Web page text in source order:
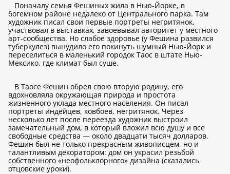
Поначалу семья Фешиных жила в Нью-Йорке, в
богемном районе недалеко от Центрального парка. Там
художник писал свои первые портреты негритянок,
участвовал в выставках, завоевывал авторитет у местного
арт-сообщества. Но слабое здоровье (у Фешина развился
туберкулез) вынудило его покинуть шумный Нью-Йорк и
переселиться в маленький городок Таос в штате Нью-
Мексико, где климат был суше.
В Таосе Фешин обрел свою вторую родину, его
вдохновляла окружающая природа и простота
жизненного уклада местного населения. Он писал
портреты индейцев, ковбоев, негритянок. Через
несколько лет после переезда художник выстроил
замечательный дом, в который вложил всю душу и все
свободные средства — около двадцати тысяч долларов.
Фешин был не только прекрасным живописцем, но и
талантливым декоратором: дом он украсил резьбой
собственного «неофольклорного» дизайна (сказались
отцовские уроки).